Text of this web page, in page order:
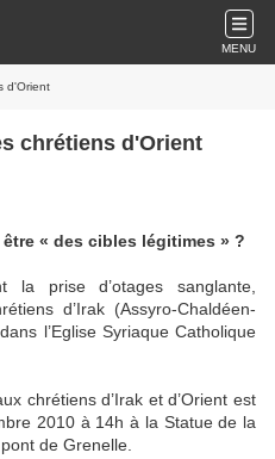
MENU
d'Orient
chrétiens d'Orient
« des cibles légitimes » ?
la prise d’otages sanglante,
d’Irak (Assyro-Chaldéen-
l’Eglise Syriaque Catholique
chrétiens d’Irak et d’Orient est
2010 à 14h à la Statue de la
de Grenelle.